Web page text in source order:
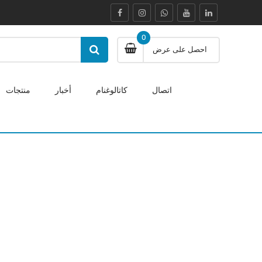
احصل على عرض
0
منتجات أخبار كاتالوغنام اتصال